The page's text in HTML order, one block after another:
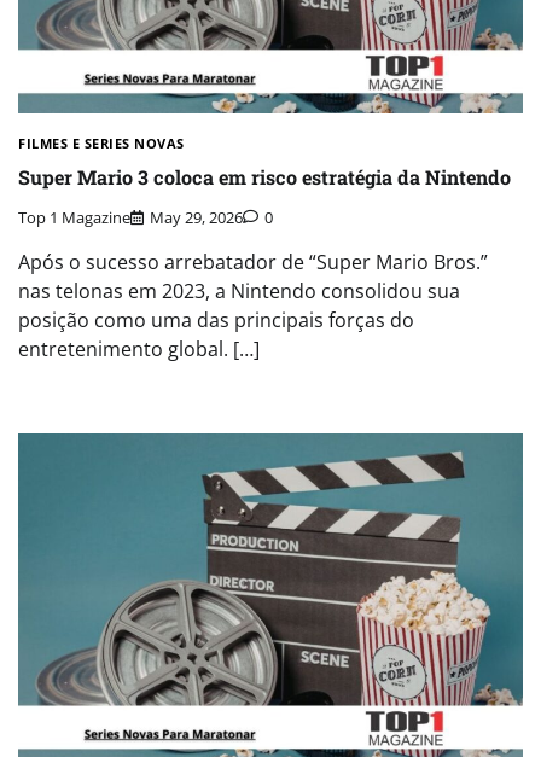
FILMES E SERIES NOVAS​
Super Mario 3 coloca em risco estratégia da Nintendo
Top 1 Magazine May 29, 2026 0
Após o sucesso arrebatador de “Super Mario Bros.”
nas telonas em 2023, a Nintendo consolidou sua
posição como uma das principais forças do
entretenimento global. […]